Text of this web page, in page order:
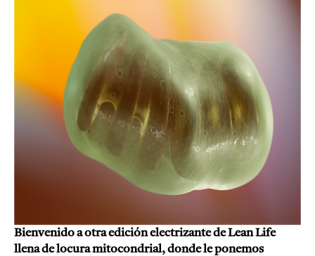
Bienvenido a otra edición electrizante de Lean Life
llena de locura mitocondrial, donde le ponemos